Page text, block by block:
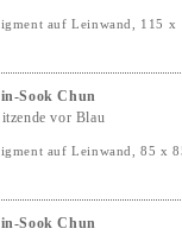
auf Leinwand, 115 x
Sook Chun
vor Blau
auf Leinwand, 85 x
Sook Chun